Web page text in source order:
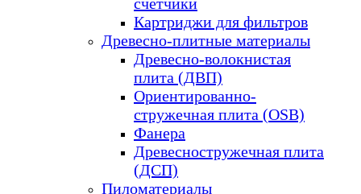
Картриджи для фильтров
Древесно-плитные материалы
Древесно-волокнистая
плита (ДВП)
Ориентированно-
стружечная плита (OSB)
Фанера
Древесностружечная плита
(ДСП)
Пиломатериалы